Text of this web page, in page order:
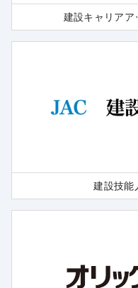
建設キャリアア
建設技能